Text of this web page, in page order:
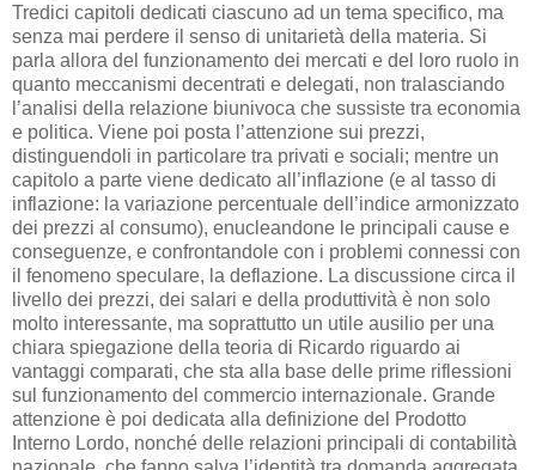
Tredici capitoli dedicati ciascuno ad un tema specifico, ma
senza mai perdere il senso di unitarietà della materia. Si
parla allora del funzionamento dei mercati e del loro ruolo in
quanto meccanismi decentrati e delegati, non tralasciando
l’analisi della relazione biunivoca che sussiste tra economia
e politica. Viene poi posta l’attenzione sui prezzi,
distinguendoli in particolare tra privati e sociali; mentre un
capitolo a parte viene dedicato all’inflazione (e al tasso di
inflazione: la variazione percentuale dell’indice armonizzato
dei prezzi al consumo), enucleandone le principali cause e
conseguenze, e confrontandole con i problemi connessi con
il fenomeno speculare, la deflazione. La discussione circa il
livello dei prezzi, dei salari e della produttività è non solo
molto interessante, ma soprattutto un utile ausilio per una
chiara spiegazione della teoria di Ricardo riguardo ai
vantaggi comparati, che sta alla base delle prime riflessioni
sul funzionamento del commercio internazionale. Grande
attenzione è poi dedicata alla definizione del Prodotto
Interno Lordo, nonché delle relazioni principali di contabilità